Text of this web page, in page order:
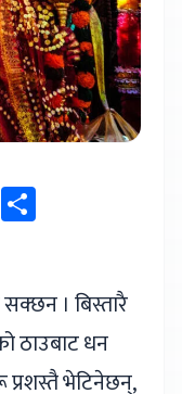
Threads
। बिस्तारै
ठाउबाट धन
प्रशस्तै भेटिनेछन्,